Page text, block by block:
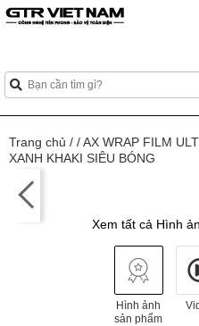
Trang chủ / /AX WRAP FILM
XANH KHAKI SIÊU BÓNG
Xem tất cả Hình
Hình ảnh
sản phẩm